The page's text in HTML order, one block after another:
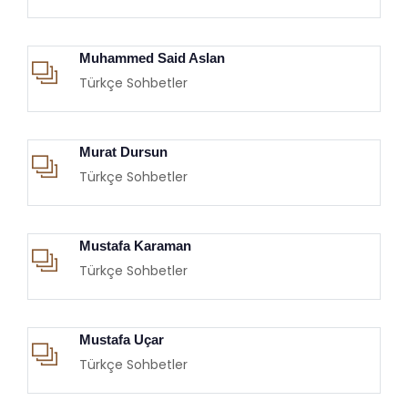
Muhammed Said Aslan
Türkçe Sohbetler
Murat Dursun
Türkçe Sohbetler
Mustafa Karaman
Türkçe Sohbetler
Mustafa Uçar
Türkçe Sohbetler